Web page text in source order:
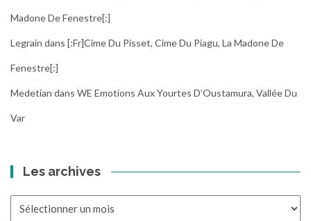
Madone De Fenestre[:]
Legrain dans [:fr]Cime Du Pisset, Cime Du Piagu, La Madone De
Fenestre[:]
Medetian dans WE Emotions Aux Yourtes D’Oustamura, Vallée Du
Var
Les archives